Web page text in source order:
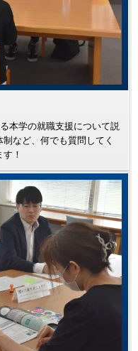
本学の就職支援について説
など、何でも質問してく
！